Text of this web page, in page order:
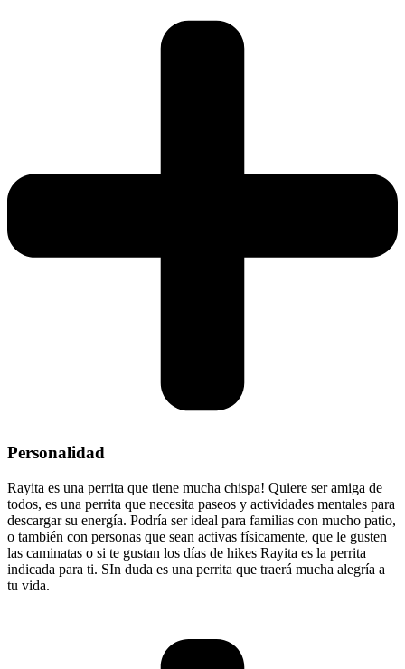
Personalidad
Rayita es una perrita que tiene mucha chispa! Quiere ser amiga de
todos, es una perrita que necesita paseos y actividades mentales para
descargar su energía. Podría ser ideal para familias con mucho patio,
o también con personas que sean activas físicamente, que le gusten
las caminatas o si te gustan los días de hikes Rayita es la perrita
indicada para ti. SIn duda es una perrita que traerá mucha alegría a
tu vida.